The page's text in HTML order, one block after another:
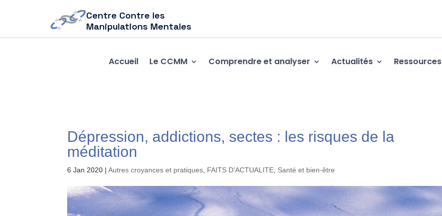
Centre Contre les
Manipulations Mentales
Accueil Le CCMM Comprendre et analyser Actualités Ressources
Dépression, addictions, sectes : les risques de la
méditation
6 Jan 2020 |Autres croyances et pratiques FAITS D'ACTUALITE Santé et bien-être